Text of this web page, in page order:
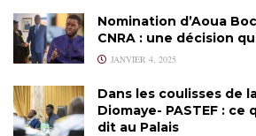
Nomination d’Aoua
CNRA : une décision
JANVIER 4, 2025
Dans les coulisses de
Diomaye- PASTEF : ce
dit au Palais